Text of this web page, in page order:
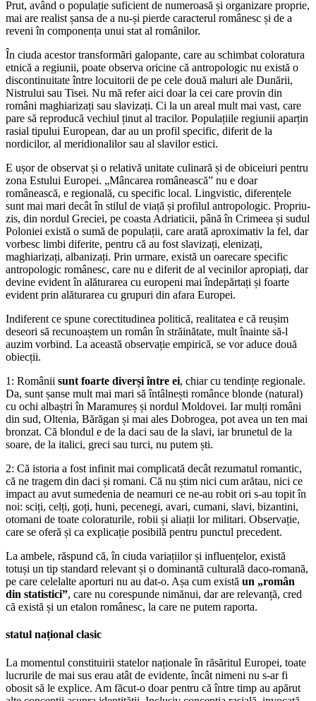
Prut, având o populație suficient de numeroasă și organizare proprie,
mai are realist șansa de a nu-și pierde caracterul românesc și de a
reveni în componența unui stat al românilor.
În ciuda acestor transformări galopante, care au schimbat coloratura
etnică a regiunii, poate observa oricine că antropologic nu există o
discontinuitate între locuitorii de pe cele două maluri ale Dunării,
Nistrului sau Tisei. Nu mă refer aici doar la cei care provin din
români maghiarizați sau slavizați. Ci la un areal mult mai vast, care
pare să reproducă vechiul ținut al tracilor. Populațiile regiunii aparțin
rasial tipului European, dar au un profil specific, diferit de la
nordicilor, al meridionalilor sau al slavilor estici.
E ușor de observat și o relativă unitate culinară și de obiceiuri pentru
zona Estului Europei. „Mâncarea românească” nu e doar
românească, e regională, cu specific local. Lingvistic, diferențele
sunt mai mari decât în stilul de viață și profilul antropologic. Propriu-
zis, din nordul Greciei, pe coasta Adriaticii, până în Crimeea și sudul
Poloniei există o sumă de populații, care arată aproximativ la fel, dar
vorbesc limbi diferite, pentru că au fost slavizați, elenizați,
maghiarizați, albanizați. Prin urmare, există un oarecare specific
antropologic românesc, care nu e diferit de al vecinilor apropiați, dar
devine evident în alăturarea cu europeni mai îndepărtați și foarte
evident prin alăturarea cu grupuri din afara Europei.
Indiferent ce spune corectitudinea politică, realitatea e că reușim
deseori să recunoaștem un român în străinătate, mult înainte să-l
auzim vorbind. La această observație empirică, se vor aduce două
obiecții.
1: Românii sunt foarte diverși între ei, chiar cu tendințe regionale.
Da, sunt șanse mult mai mari să întâlnești românce blonde (natural)
cu ochi albaștri în Maramureș și nordul Moldovei. Iar mulți români
din sud, Oltenia, Bărăgan și mai ales Dobrogea, pot avea un ten mai
bronzat. Că blondul e de la daci sau de la slavi, iar brunetul de la
soare, de la italici, greci sau turci, nu putem ști.
2: Că istoria a fost infinit mai complicată decât rezumatul romantic,
că ne tragem din daci și romani. Că nu știm nici cum arătau, nici ce
impact au avut sumedenia de neamuri ce ne-au robit ori s-au topit în
noi: sciți, celți, goți, huni, pecenegi, avari, cumani, slavi, bizantini,
otomani de toate coloraturile, robii și aliații lor militari. Observație,
care se oferă și ca explicație posibilă pentru punctul precedent.
La ambele, răspund că, în ciuda variațiilor și influențelor, există
totuși un tip standard relevant și o dominantă culturală daco-romană,
pe care celelalte aporturi nu au dat-o. Așa cum există un „român
din statistici”, care nu corespunde nimănui, dar are relevanță, cred
că există și un etalon românesc, la care ne putem raporta.
statul național clasic
La momentul constituirii statelor naționale în răsăritul Europei, toate
lucrurile de mai sus erau atât de evidente, încât nimeni nu s-ar fi
obosit să le explice. Am făcut-o doar pentru că între timp au apărut